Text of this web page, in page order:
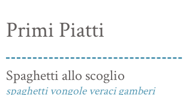
Primi Piatti
Spaghetti allo scoglio
spaghetti vongole veraci gamberi